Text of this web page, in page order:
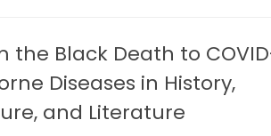
the Black Death to
Diseases in History,
and Literature